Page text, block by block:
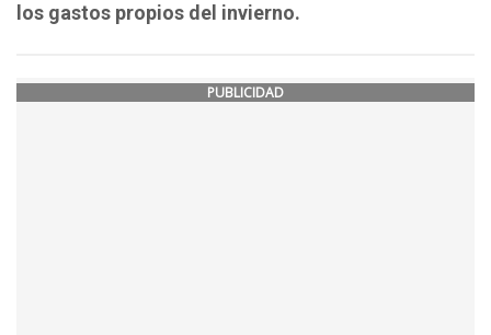
los gastos propios del invierno.
PUBLICIDAD